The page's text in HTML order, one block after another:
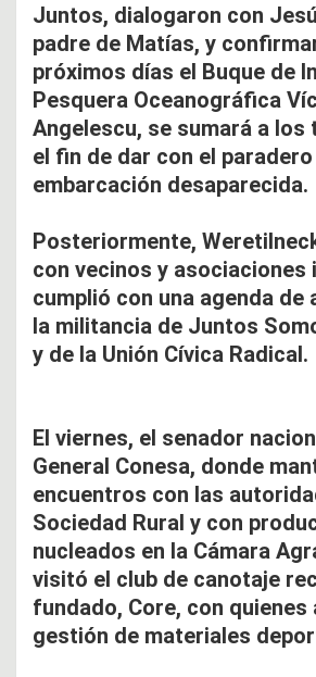
Juntos, dialogaron con
padre de Matías, y
próximos días el Buque de
Pesquera Oceanográfica
Angelescu, se sumará a los
el fin de dar con el paradero
embarcación desaparecida.
Posteriormente,
con vecinos y asociaciones
cumplió con una agenda de
la militancia de Juntos
y de la Unión Cívica Radical.
El viernes, el senador
General Conesa, donde
encuentros con las
Sociedad Rural y con
nucleados en la Cámara
visitó el club de canotaje
fundado, Core, con quienes
gestión de materiales